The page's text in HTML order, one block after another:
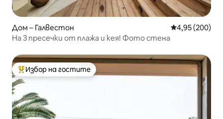
Дом – Галвестон Средна
4,95 (200)
На 3 пресечки от плажа и кея! Фото стена
Най-популярен избор на гостите
Избор на гостите